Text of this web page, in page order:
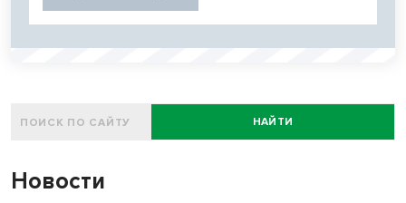
НАЙТИ
Новости